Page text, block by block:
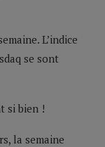
L’indice
se sont
si bien !
la semaine